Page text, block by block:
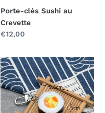
Porte-clés Sushi au
Crevette
Prix
€12,00
Porte-
clés
Gimpap